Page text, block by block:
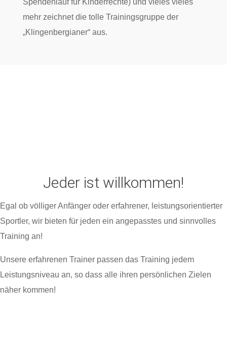
Spendenlauf für Kinderrechte) und vieles vieles
mehr zeichnet die tolle Trainingsgruppe der
„Klingenbergianer“ aus.
Jeder ist willkommen!
Egal ob völliger Anfänger oder erfahrener, leistungsorientierter
Sportler, wir bieten für jeden ein angepasstes und sinnvolles
Training an!
Unsere erfahrenen Trainer passen das Training jedem
Leistungsniveau an, so dass alle ihren persönlichen Zielen
näher kommen!